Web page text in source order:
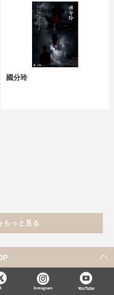
國分玲
もっと見る
Instagram YouTube